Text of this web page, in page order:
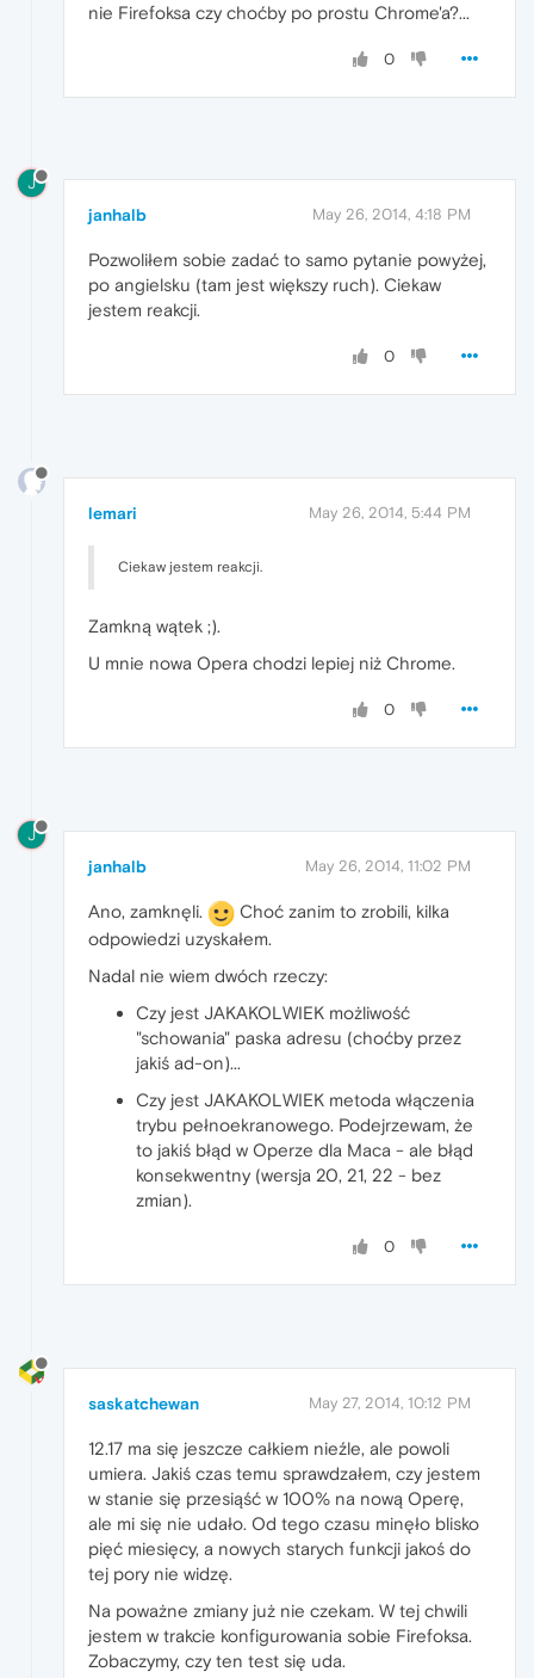
nie Firefoksa czy choćby po prostu Chrome'a?...
0
J
janhalb May 26, 2014, 4:18 PM
Pozwoliłem sobie zadać to samo pytanie powyżej,
po angielsku (tam jest większy ruch). Ciekaw
jestem reakcji.
0
lemari May 26, 2014, 5:44 PM
Ciekaw jestem reakcji.
Zamkną wątek ;).
U mnie nowa Opera chodzi lepiej niż Chrome.
0
J
janhalb May 26, 2014, 11:02 PM
Ano, zamknęli.
Choć zanim to zrobili, kilka
odpowiedzi uzyskałem.
Nadal nie wiem dwóch rzeczy:
Czy jest JAKAKOLWIEK możliwość
"schowania" paska adresu (choćby przez
jakiś ad-on)...
Czy jest JAKAKOLWIEK metoda włączenia
trybu pełnoekranowego. Podejrzewam, że
to jakiś błąd w Operze dla Maca - ale błąd
konsekwentny (wersja 20, 21, 22 - bez
zmian).
0
saskatchewan May 27, 2014, 10:12 PM
12.17 ma się jeszcze całkiem nieźle, ale powoli
umiera. Jakiś czas temu sprawdzałem, czy jestem
w stanie się przesiąść w 100% na nową Operę,
ale mi się nie udało. Od tego czasu minęło blisko
pięć miesięcy, a nowych starych funkcji jakoś do
tej pory nie widzę.
Na poważne zmiany już nie czekam. W tej chwili
jestem w trakcie konfigurowania sobie Firefoksa.
Zobaczymy, czy ten test się uda.